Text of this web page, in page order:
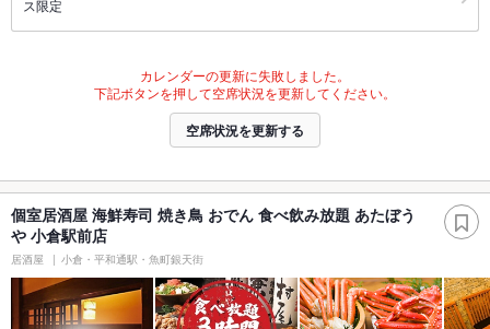
ス限定
カレンダーの更新に失敗しました。
下記ボタンを押して空席状況を更新してください。
空席状況を更新する
個室居酒屋 海鮮寿司 焼き鳥 おでん 食べ飲み放題 あたぼう
や 小倉駅前店
居酒屋 小倉・平和通駅・魚町銀天街